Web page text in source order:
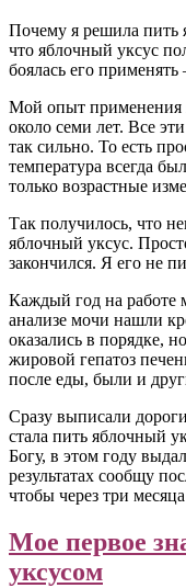
Почему я решила
что яблочный уксус
боялась его
Мой опыт применения
около семи лет. Все
так сильно. То есть
температура всегда
только возрастные
Так получилось, что
яблочный уксус.
закончился. Я его не
Каждый год на работе
анализе мочи нашли
оказались в порядке,
жировой гепатоз
после еды, были и
Сразу выписали
стала пить яблочный
Богу, в этом году
результатах сообщу
чтобы через три
Мое первое
уксусом